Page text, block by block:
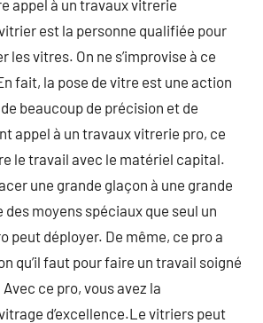
appel à un travaux vitrerie
est la personne qualifiée pour
les vitres. On ne s’improvise à ce
fait, la pose de vitre est une action
beaucoup de précision et de
appel à un travaux vitrerie pro, ce
le travail avec le matériel capital.
une grande glaçon à une grande
moyens spéciaux que seul un
peut déployer. De même, ce pro a
qu’il faut pour faire un travail soigné
ce pro, vous avez la
d’excellence.Le vitriers peut